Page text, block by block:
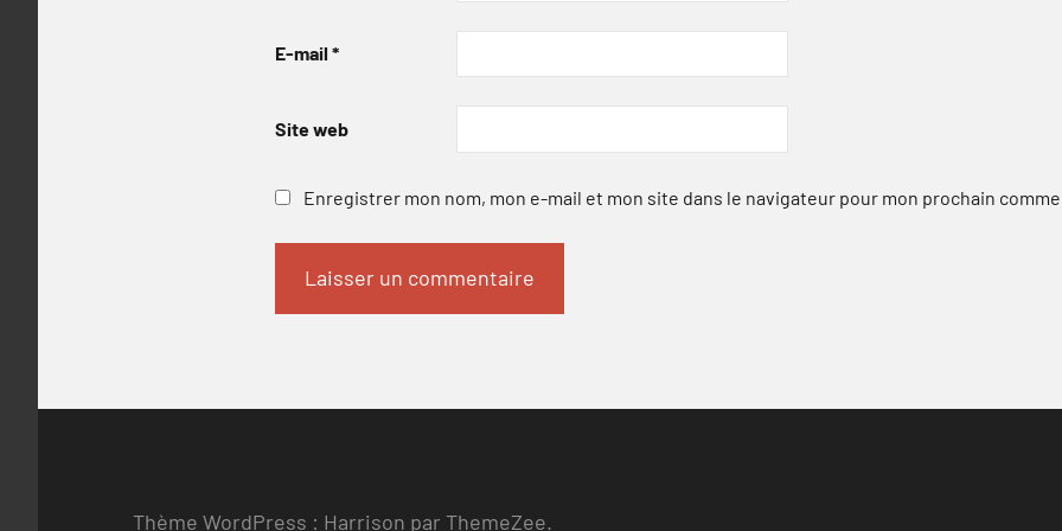
E-mail *
Site web
Enregistrer mon nom, mon e-mail et mon site dans le navigateur pour mon prochain
Thème WordPress : Harrison par ThemeZee.